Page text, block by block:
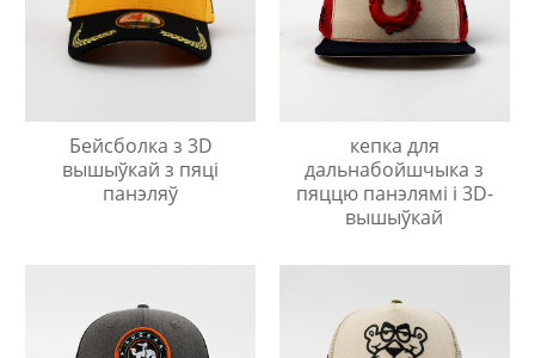
Бейсболка з 3D
вышыўкай з пяці
панэляў
кепка для
дальнабойшчыка з
пяццю панэлямі і 3D-
вышыўкай